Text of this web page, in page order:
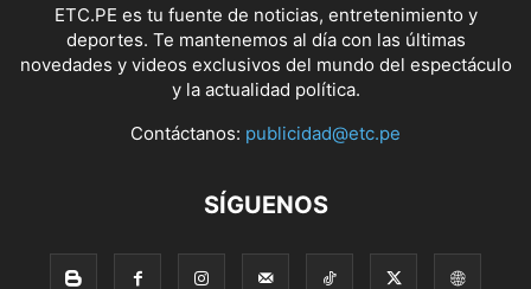
ETC.PE es tu fuente de noticias, entretenimiento y
deportes. Te mantenemos al día con las últimas
novedades y videos exclusivos del mundo del espectáculo
y la actualidad política.
Contáctanos: publicidad@etc.pe
SÍGUENOS